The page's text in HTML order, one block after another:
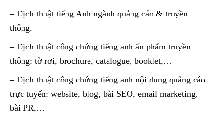
– Dịch thuật tiếng Anh ngành quảng cáo & truyền
thông.
– Dịch thuật công chứng tiếng anh ấn phẩm truyền
thông: tờ rơi, brochure, catalogue, booklet,…
– Dịch thuật công chứng tiếng anh nội dung quảng cáo
trực tuyến: website, blog, bài SEO, email marketing,
bài PR,…